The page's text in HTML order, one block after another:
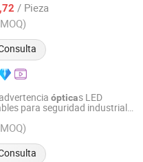
/ Pieza
Desde 2025
ópticas LED
para seguridad industrial
1
Ltd.
Desde 2006